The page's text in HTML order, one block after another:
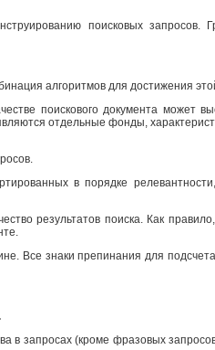
поисковых запросов.
алгоритмов для достижения
поискового документа может
отдельные фонды,
в порядке
результатов поиска. Как
Все знаки препинания для
запросах (кроме фразовых